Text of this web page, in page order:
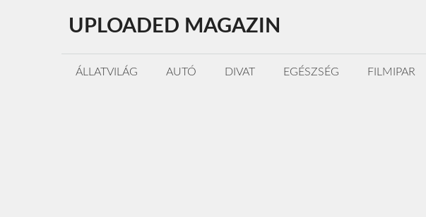
tartalomba
UPLOADED MAGAZIN
ÁLLATVILÁG AUTÓ DIVAT EGÉSZSÉG FILMIPAR